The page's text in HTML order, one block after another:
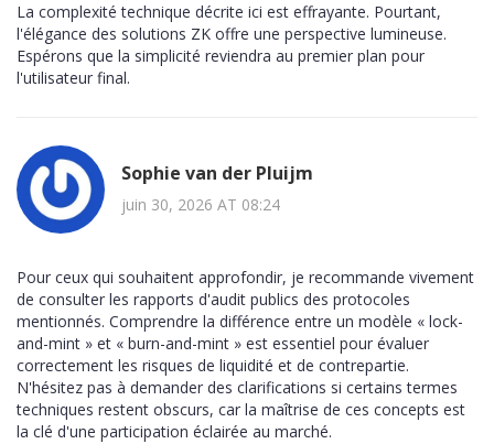
La complexité technique décrite ici est effrayante. Pourtant,
l'élégance des solutions ZK offre une perspective lumineuse.
Espérons que la simplicité reviendra au premier plan pour
l'utilisateur final.
Sophie van der Pluijm
juin 30, 2026 AT 08:24
Pour ceux qui souhaitent approfondir, je recommande vivement
de consulter les rapports d'audit publics des protocoles
mentionnés. Comprendre la différence entre un modèle « lock-
and-mint » et « burn-and-mint » est essentiel pour évaluer
correctement les risques de liquidité et de contrepartie.
N'hésitez pas à demander des clarifications si certains termes
techniques restent obscurs, car la maîtrise de ces concepts est
la clé d'une participation éclairée au marché.